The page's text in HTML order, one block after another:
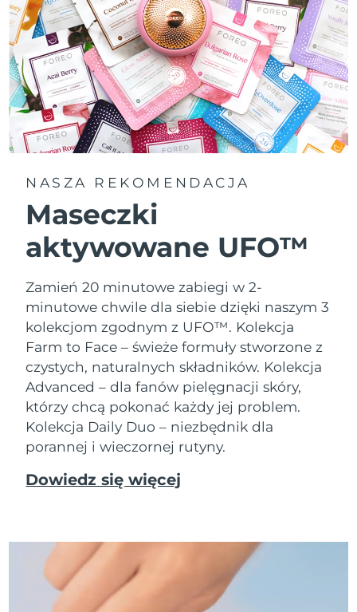
NASZA REKOMENDACJA
Maseczki
aktywowane UFO™
Zamień 20 minutowe zabiegi w 2-
minutowe chwile dla siebie dzięki naszym 3
kolekcjom zgodnym z UFO™. Kolekcja
Farm to Face – świeże formuły stworzone z
czystych, naturalnych składników. Kolekcja
Advanced – dla fanów pielęgnacji skóry,
którzy chcą pokonać każdy jej problem.
Kolekcja Daily Duo – niezbędnik dla
porannej i wieczornej rutyny.
Dowiedz się więcej